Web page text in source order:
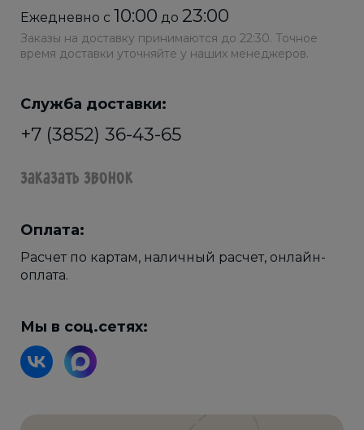
Ежедневно с 10:00 до 23:00
Заказы на доставку принимаются до 22:30. Точное
время доставки уточняйте у наших менеджеров.
Служба доставки:
+7 (3852) 36-43-65
Заказать звонок
Оплата:
Расчет по картам, наличный расчет, онлайн-
оплата.
Мы в соц.сетях: